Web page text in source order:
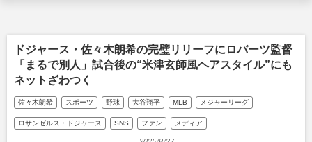
ドジャース・佐々木朗希の完璧リリーフにロバーツ監督
「まるで別人」試合後の“米津玄師風ヘアスタイル”にも
ネットざわつく
佐々木朗希 スポーツ 野球 大谷翔平 MLB メジャーリーグ
ロサンゼルス・ドジャース SNS ファン メディア